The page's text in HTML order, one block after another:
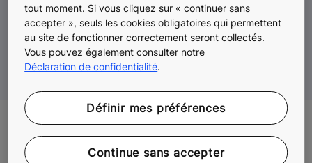
un escalator, un trottoir roulant et une rampe ?...
Voir la FAQ
Téléchargements
tout moment. Si vous cliquez sur « continuer sans
accepter », seuls les cookies obligatoires qui permettent
au site de fonctionner correctement seront collectés.
Vous pouvez également consulter notre
Déclaration de confidentialité.
Définir mes préférences
Continue sans accepter